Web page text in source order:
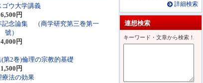
詳細検索
連想検索
キーワード・文章から検索！
ゴウ大学講義
6,500円
記念論集 （商学研究第三巻第一
號）
4,000円
第2巻)倫理の宗教的基礎
1,500円
療法の効果